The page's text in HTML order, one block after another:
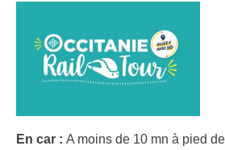
En car : A moins de 10 mn à pied